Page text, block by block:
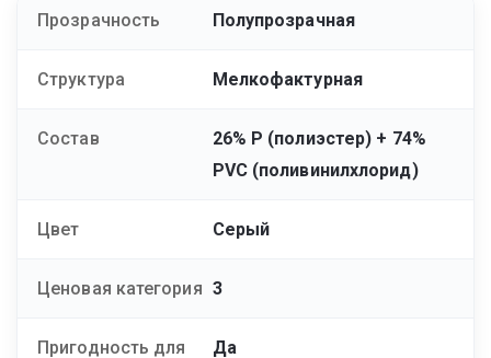
Прозрачность Полупрозрачная
Структура Мелкофактурная
Состав
26% Р (полиэстер) + 74%
PVC (поливинилхлорид)
Цвет Серый
Ценовая категория 3
Пригодность для
Да